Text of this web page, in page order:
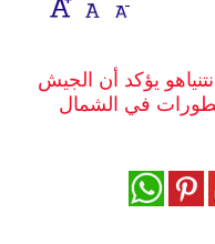
وموسيقى
يؤكد أن الجيش
في الشمال